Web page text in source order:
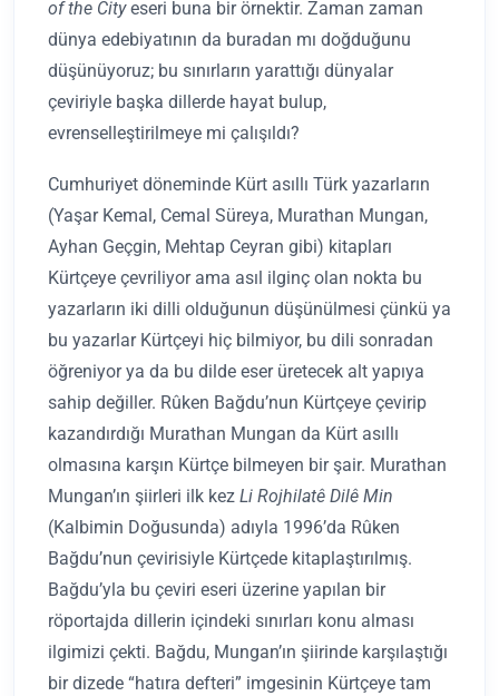
of the Cityeseri buna bir örnektir. Zaman zaman
dünya edebiyatının da buradan mı doğduğunu
düşünüyoruz; bu sınırların yarattığı dünyalar
çeviriyle başka dillerde hayat bulup,
evrenselleştirilmeye mi çalışıldı?
Cumhuriyet döneminde Kürt asıllı Türk yazarların
(Yaşar Kemal, Cemal Süreya, Murathan Mungan,
Ayhan Geçgin, Mehtap Ceyran gibi) kitapları
Kürtçeye çevriliyor ama asıl ilginç olan nokta bu
yazarların iki dilli olduğunun düşünülmesi çünkü ya
bu yazarlar Kürtçeyi hiç bilmiyor, bu dili sonradan
öğreniyor ya da bu dilde eser üretecek alt yapıya
sahip değiller. Rûken Bağdu’nun Kürtçeye çevirip
kazandırdığı Murathan Mungan da Kürt asıllı
olmasına karşın Kürtçe bilmeyen bir şair. Murathan
Mungan’ın şiirleri ilk kez Li Rojhilatê Dilê Min
(Kalbimin Doğusunda) adıyla 1996’da Rûken
Bağdu’nun çevirisiyle Kürtçede kitaplaştırılmış.
Bağdu’yla bu çeviri eseri üzerine yapılan bir
röportajda dillerin içindeki sınırları konu alması
ilgimizi çekti. Bağdu, Mungan’ın şiirinde karşılaştığı
bir dizede “hatıra defteri” imgesinin Kürtçeye tam